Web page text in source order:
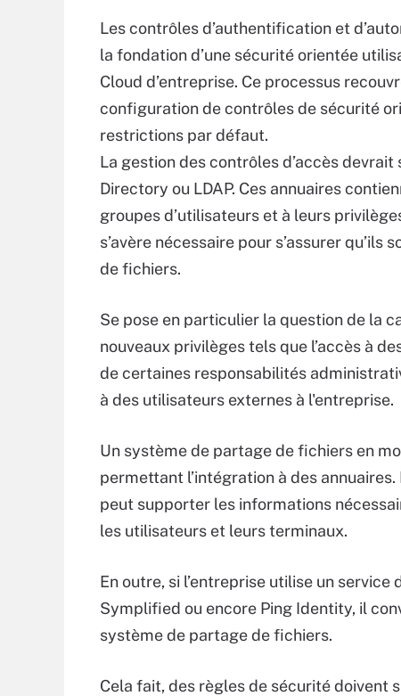
Les contrôles d’authentification et
la fondation d’une sécurité orientée
Cloud d’entreprise. Ce processus
configuration de contrôles de sécurité
restrictions par défaut.
La gestion des contrôles d’accès
Directory ou LDAP. Ces annuaires
groupes d’utilisateurs et à leurs
s’avère nécessaire pour s’assurer
de fichiers.
Se pose en particulier la question de la
nouveaux privilèges tels que l’accès à
de certaines responsabilités
à des utilisateurs externes à l'entreprise.
Un système de partage de fichiers en
permettant l’intégration à des
peut supporter les informations
les utilisateurs et leurs terminaux.
En outre, si l’entreprise utilise un service
Symplified ou encore Ping Identity, il
système de partage de fichiers.
Cela fait, des règles de sécurité doivent